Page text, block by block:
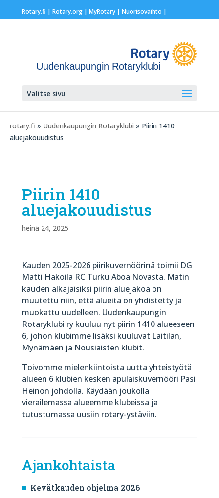
Rotary.fi | Rotary.org| MyRotary | Nuorisovaihto |
Uudenkaupungin Rotaryklubi
Valitse sivu
rotary.fi » Uudenkaupungin Rotaryklubi » Piirin 1410
aluejakouudistus
Piirin 1410
aluejakouudistus
heinä 24, 2025
Kauden 2025-2026 piirikuvernöörinä toimii DG
Matti Hakoila RC Turku Aboa Novasta. Matin
kauden alkajaisiksi piirin aluejakoa on
muutettu niin, että alueita on yhdistetty ja
muokattu uudelleen. Uudenkaupungin
Rotaryklubi ry kuuluu nyt piirin 1410 alueeseen
6, johon klubimme lisäksi kuuluvat Laitilan,
Mynämäen ja Nousiaisten klubit.
Toivomme mielenkiintoista uutta yhteistyötä
alueen 6 klubien kesken apulaiskuvernööri Pasi
Heinon johdolla. Käydään joukolla
vierailemassa alueemme klubeissa ja
tutustumassa uusiin rotary-ystäviin.
Ajankohtaista
Kevätkauden ohjelma 2026